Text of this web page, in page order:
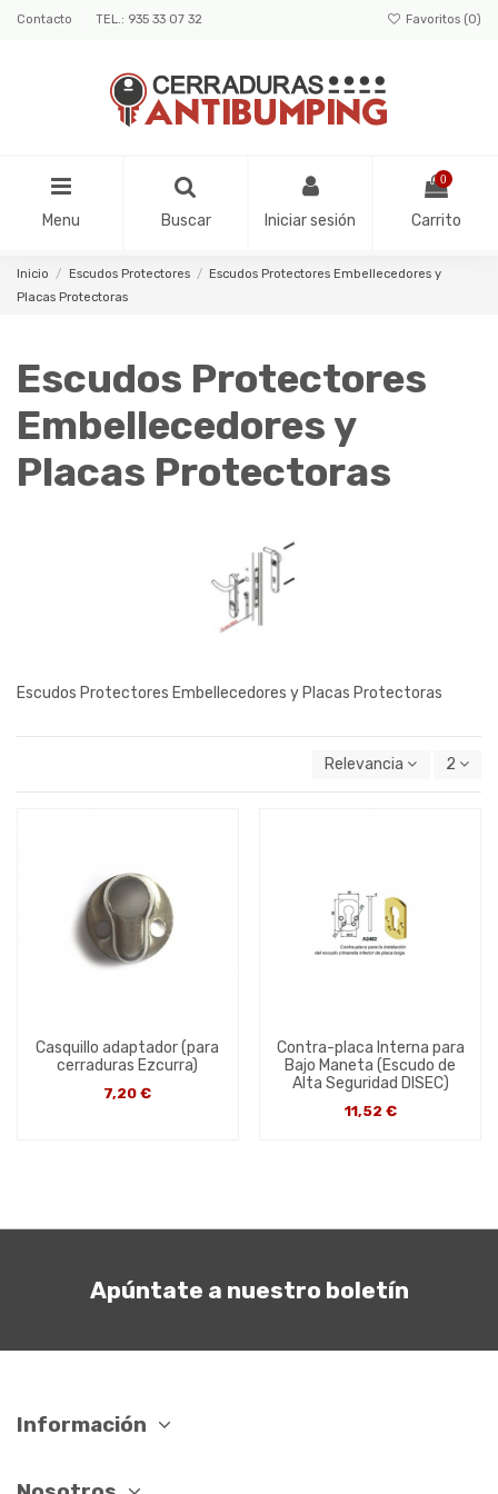
Contacto TEL.: 935 33 07 32 Favoritos (0)
Menu Buscar Iniciar sesión
0
Carrito
Inicio Escudos Protectores
Escudos Protectores Embellecedores y
Placas Protectoras
Escudos Protectores
Embellecedores y
Placas Protectoras
Escudos Protectores Embellecedores y Placas Protectoras
Relevancia 2
Casquillo adaptador (para
cerraduras Ezcurra)
7,20 €
Contra-placa Interna para
Bajo Maneta (Escudo de
Alta Seguridad DISEC)
11,52 €
Apúntate a nuestro boletín
Información